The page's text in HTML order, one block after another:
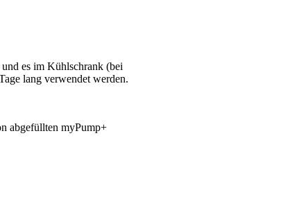
es im Kühlschrank (bei
lang verwendet werden.
abgefüllten myPump+